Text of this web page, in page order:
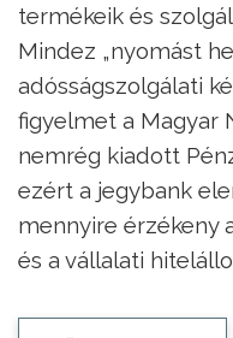
termékeik és
Mindez „nyomást
adósságszolgálati
figyelmet a Magyar
nemrég kiadott
ezért a jegybank
mennyire érzékeny
és a vállalati